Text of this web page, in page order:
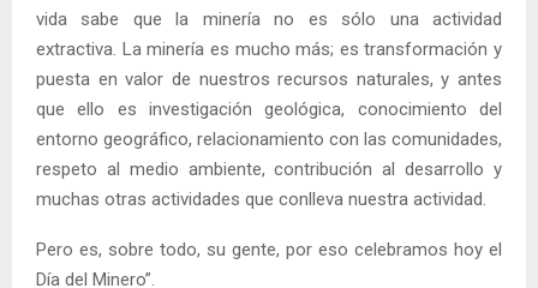
vida sabe que la minería no es sólo una actividad
extractiva. La minería es mucho más; es transformación y
puesta en valor de nuestros recursos naturales, y antes
que ello es investigación geológica, conocimiento del
entorno geográfico, relacionamiento con las comunidades,
respeto al medio ambiente, contribución al desarrollo y
muchas otras actividades que conlleva nuestra actividad.
Pero es, sobre todo, su gente, por eso celebramos hoy el
Día del Minero”.